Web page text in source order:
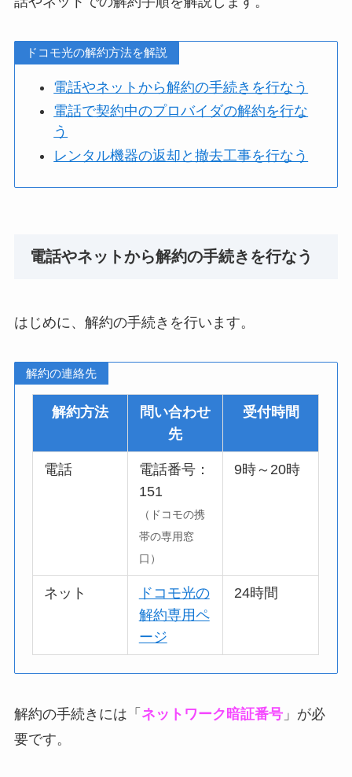
ドコモ光の解約方法を解説
電話やネットから解約の手続きを行なう
電話で契約中のプロバイダの解約を行な
う
レンタル機器の返却と撤去工事を行なう
電話やネットから解約の手続きを行なう
はじめに、解約の手続きを行います。
解約の連絡先
解約方法
問い合わせ
先
受付時間
電話
電話番号：
151
（ドコモの携
帯の専用窓
口）
9時～20時
ネット
ドコモ光の
解約専用ペ
ージ
24時間
解約の手続きには「 ネットワーク暗証番号」が必
要です。